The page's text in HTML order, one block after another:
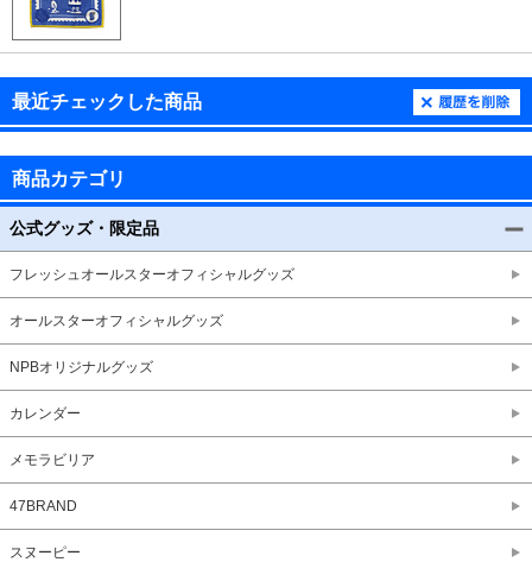
最近チェックした商品
商品カテゴリ
公式グッズ・限定品
フレッシュオールスターオフィシャルグッズ
オールスターオフィシャルグッズ
NPBオリジナルグッズ
カレンダー
メモラビリア
47BRAND
スヌーピー